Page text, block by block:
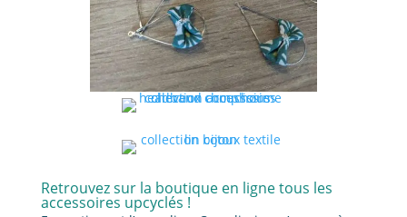
Retrouvez sur la boutique en ligne tous les
accessoires upcyclés !